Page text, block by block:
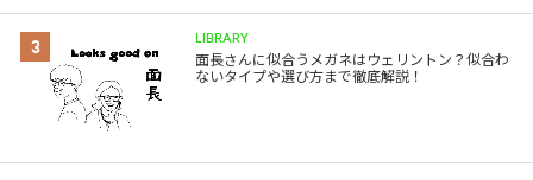
3
LIBRARY
面長さんに似合うメガネはウェリントン？似合わ
ないタイプや選び方まで徹底解説！